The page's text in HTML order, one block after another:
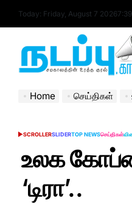
Today: Friday, August 7 20267:39
Home செய்திகள்
POSTED
SCROLLERSLIDERTOP NEWSசெய்திகள்
உலக
‘டிரா’..